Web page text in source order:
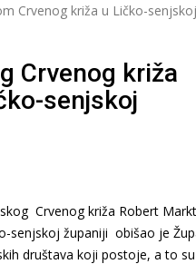
Crvenog križa u Ličko-senjskoj
Crvenog križa
senjskoj
Crvenog križa Robert
senjskoj županiji obišao je
društava koji postoje, a to